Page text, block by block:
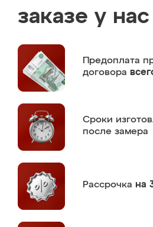
заказе у нас
Предоплата
договора
Сроки
после замера
Рассрочка на